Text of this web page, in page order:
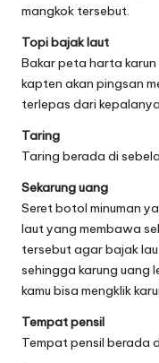
mangkok tersebut.
Topi bajak laut
Bakar peta harta karun
kapten akan pingsan
terlepas dari
Taring
Taring berada di
Sekarung uang
Seret botol minuman
laut yang membawa
tersebut agar bajak
sehingga karung uang
kamu bisa mengklik
Tempat pensil
Tempat pensil berada